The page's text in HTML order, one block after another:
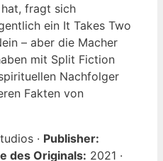
fragt sich
ein It Takes Two
– aber die Macher
mit Split Fiction
Nachfolger
Fakten von
· Publisher:
des Originals: 2021 ·